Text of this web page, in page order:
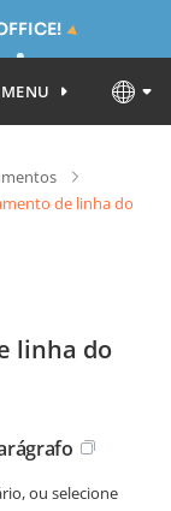
MENU
de linha do
linha do
ou selecione